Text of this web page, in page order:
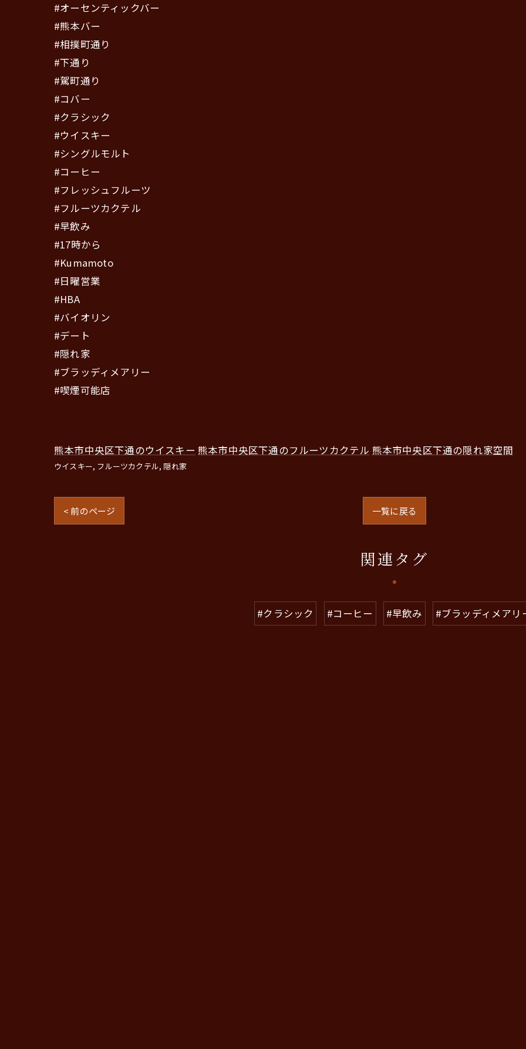
#オーセンティックバー
#熊本バー
#相撲町通り
#下通り
#駕町通り
#コバー
#クラシック
#ウイスキー
#シングルモルト
#コーヒー
#フレッシュフルーツ
#フルーツカクテル
#早飲み
#17時から
#Kumamoto
#日曜営業
#HBA
#バイオリン
#デート
#隠れ家
#ブラッディメアリー
#喫煙可能店
熊本市中央区下通のウイスキー 熊本市中央区下通のフルーツカクテル 熊本市中央区下通の隠れ家空間
ウイスキー フルーツカクテル 隠れ家
< 前のページ 一覧に戻る
関連タグ
#クラシック #コーヒー #早飲み #ブラッディメアリ